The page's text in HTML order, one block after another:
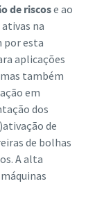
de riscose ao
na
por esta
aplicações
também
em
dos
de
de bolhas
A alta